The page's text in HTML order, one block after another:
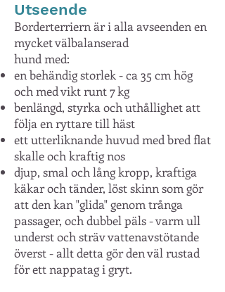
Utseende
Borderterriern är i alla avseenden en
mycket välbalanserad
hund med:
en behändig storlek - ca 35 cm hög
och med vikt runt 7 kg
benlängd, styrka och uthållighet att
följa en ryttare till häst
ett utterliknande huvud med bred flat
skalle och kraftig nos
djup, smal och lång kropp, kraftiga
käkar och tänder, löst skinn som gör
att den kan "glida" genom trånga
passager, och dubbel päls - varm ull
underst och sträv vattenavstötande
överst - allt detta gör den väl rustad
för ett nappatag i gryt.